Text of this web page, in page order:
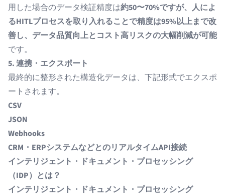
用した場合のデータ検証精度は約50〜70%ですが、人によ
るHITLプロセスを取り入れることで精度は95%以上まで改
善し、データ品質向上とコスト高リスクの大幅削減が可能
です。
5. 連携・エクスポート
最終的に整形された構造化データは、下記形式でエクスポ
ートされます。
CSV
JSON
Webhooks
CRM・ERPシステムなどとのリアルタイムAPI接続
インテリジェント・ドキュメント・プロセッシング
（IDP）とは？
インテリジェント・ドキュメント・プロセッシング